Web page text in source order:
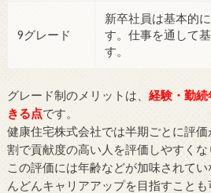
9グレード
新卒社員は基本的
す。仕事を通して
す。
グレード制のメリットは、 経験・勤
きる点です。
健康住宅株式会社では半期ごとに評
割で貢献度の高い人を評価しやすくな
この評価には年齢などが加味されて
んどんキャリアアップを目指すことも